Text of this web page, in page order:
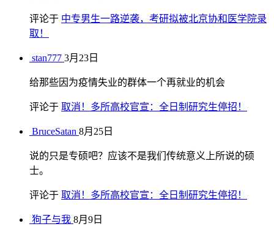
评论于 中专男生一路逆袭，考研拟被北京协和医学院录
取！
stan777 3月23日
给那些因为疫情失业的群体一个再就业的机会
评论于 取消！多所高校官宣：全日制研究生停招！
BruceSatan 8月25日
说的只是专硕吧？应该不是我们传统意义上所说的硕
士。
评论于 取消！多所高校官宣：全日制研究生停招！
狗子与我 8月9日